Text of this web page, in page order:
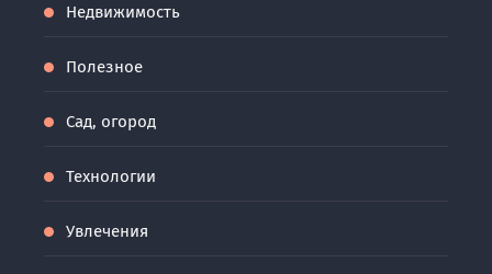
Недвижимость
Полезное
Сад, огород
Технологии
Увлечения